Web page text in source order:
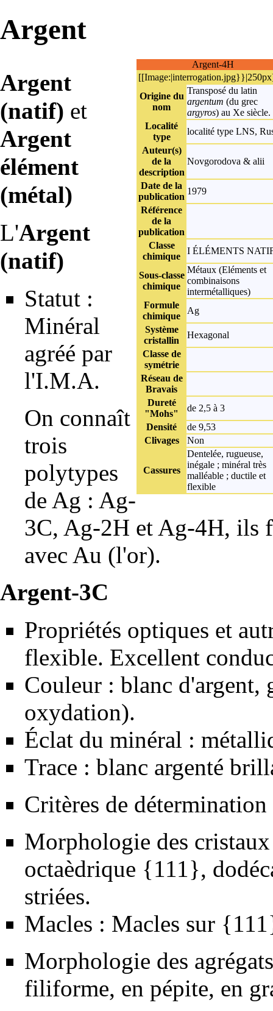
Argent
Argent-4H
Origine du
nom
Transposé du latin
argentum (du grec
argyros) au Xe siècle.
Localité
type
localité type LNS,
Auteur(s)
de la
description
Novgorodova & alii
Date de la
publication
1979
Référence
de la
publication
Classe
chimique
I ÉLÉMENTS
Sous-classe
chimique
Métaux (Eléments et
combinaisons
intermétalliques)
Formule
chimique
Ag
Système
cristallin
Hexagonal
Classe de
symétrie
Réseau de
Bravais
Dureté
"Mohs"
de 2,5 à 3
Densité
de 9,53
Clivages
Non
Cassures
Dentelée, rugueuse,
inégale ; minéral très
malléable ; ductile et
flexible
Argent
(natif) et
Argent
élément
(métal)
L'Argent
(natif)
Statut :
Minéral
agréé par
l'I.M.A.
On connaît
trois
polytypes
de Ag : Ag-
3C, Ag-2H et Ag-4H, ils
avec Au (l'or).
Argent-3C
Propriétés optiques et
flexible. Excellent
Couleur : blanc
oxydation).
Éclat du minéral :
Trace : blanc argenté
Critères de détermination
Morphologie des
octaèdrique {111},
striées.
Macles : Macles sur
Morphologie des
filiforme, en pépite, en